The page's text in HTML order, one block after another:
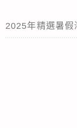
2025年精選暑